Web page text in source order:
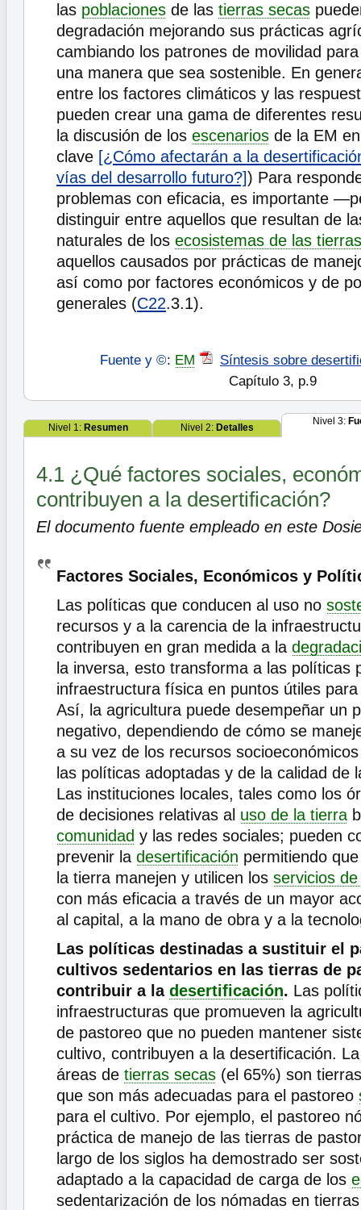
las poblaciones de las tierras secas
degradación mejorando sus prácticas
cambiando los patrones de movilidad
una manera que sea sostenible. En
entre los factores climáticos y las
pueden crear una gama de diferentes
la discusión de los escenarios de la EM
clave [¿Cómo afectarán a la
vías del desarrollo futuro?]) Para
problemas con eficacia, es importante
distinguir entre aquellos que resultan de
naturales de los ecosistemas de las
aquellos causados por prácticas de
así como por factores económicos y de
generales (C22.3.1).
Fuente y ©: EM
Síntesis sobre
Capítulo 3, p.9
Nivel 1: Resumen Nivel 2: Detalles
Nivel 3:
4.1 ¿Qué factores sociales,
contribuyen a la desertificación?
El documento fuente empleado en este
Factores Sociales, Económicos y
Las políticas que conducen al uso no
recursos y a la carencia de la
contribuyen en gran medida a la
la inversa, esto transforma a las políticas
infraestructura física en puntos útiles
Así, la agricultura puede desempeñar un
negativo, dependiendo de cómo se
a su vez de los recursos
las políticas adoptadas y de la calidad de
Las instituciones locales, tales como los
de decisiones relativas al uso de la tierra
comunidad y las redes sociales; pueden
prevenir la desertificación permitiendo
la tierra manejen y utilicen los servicios
con más eficacia a través de un mayor
al capital, a la mano de obra y a la
Las políticas destinadas a sustituir el
cultivos sedentarios en las tierras de
contribuir a la desertificación. Las
infraestructuras que promueven la
de pastoreo que no pueden mantener
cultivo, contribuyen a la desertificación.
áreas de tierras secas (el 65%) son
que son más adecuadas para el pastoreo
para el cultivo. Por ejemplo, el pastoreo
práctica de manejo de las tierras de
largo de los siglos ha demostrado ser
adaptado a la capacidad de carga de los
sedentarización de los nómadas en